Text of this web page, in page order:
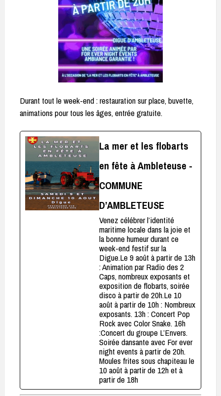
Durant tout le week-end : restauration sur place, buvette,
animations pour tous les âges, entrée gratuite.
La mer et les flobarts
en fête à Ambleteuse -
COMMUNE
D’AMBLETEUSE
Venez célébrer l’identité
maritime locale dans la joie et
la bonne humeur durant ce
week-end festif sur la
Digue.Le 9 août à partir de 13h
: Animation par Radio des 2
Caps, nombreux exposants et
exposition de flobarts, soirée
disco à partir de 20h.Le 10
août à partir de 10h : Nombreux
exposants. 13h : Concert Pop
Rock avec Color Snake. 16h
:Concert du groupe L’Envers.
Soirée dansante avec For ever
night events à partir de 20h.
Moules frites sous chapiteau le
10 août à partir de 12h et à
partir de 18h